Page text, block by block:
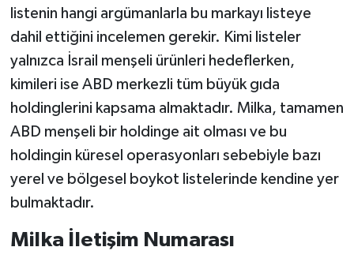
listenin hangi argümanlarla bu markayı listeye
dahil ettiğini incelemen gerekir. Kimi listeler
yalnızca İsrail menşeli ürünleri hedeflerken,
kimileri ise ABD merkezli tüm büyük gıda
holdinglerini kapsama almaktadır. Milka, tamamen
ABD menşeli bir holdinge ait olması ve bu
holdingin küresel operasyonları sebebiyle bazı
yerel ve bölgesel boykot listelerinde kendine yer
bulmaktadır.
Milka İletişim Numarası